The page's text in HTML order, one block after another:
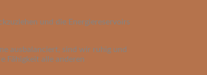
und die Energiereservoirs
ausbalanciert, sind wir ruhig und
Fähigkeit alle anderen